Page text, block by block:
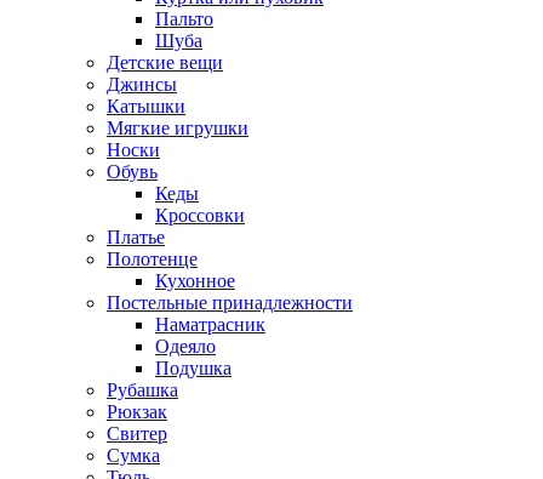
Пальто
Шуба
Детские вещи
Джинсы
Катышки
Мягкие игрушки
Носки
Обувь
Кеды
Кроссовки
Платье
Полотенце
Кухонное
Постельные принадлежности
Наматрасник
Одеяло
Подушка
Рубашка
Рюкзак
Свитер
Сумка